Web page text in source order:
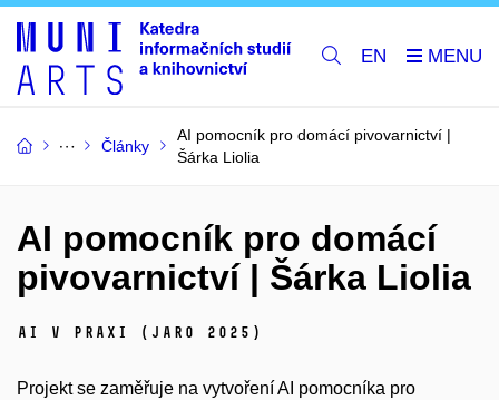
EN
Články
AI pomocník pro domácí pivovarnictví |
Šárka Liolia
AI pomocník pro domácí
pivovarnictví | Šárka Liolia
AI v praxi (jaro 2025)
Projekt se zaměřuje na vytvoření AI pomocníka pro